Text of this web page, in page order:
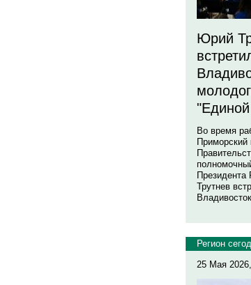
Юрий
Во время
Трутнев
Регион
25 Мая